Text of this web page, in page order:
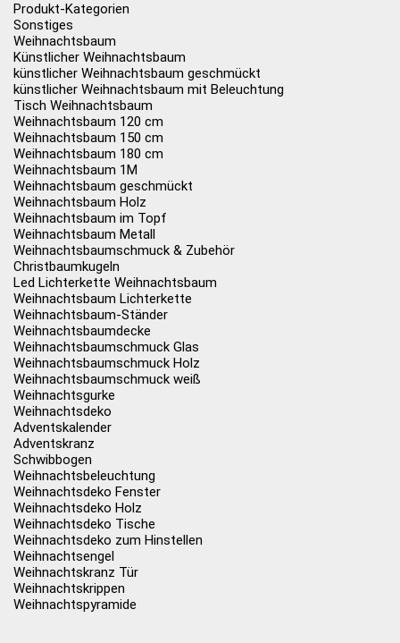
Produkt-Kategorien
Sonstiges
Weihnachtsbaum
Künstlicher Weihnachtsbaum
künstlicher Weihnachtsbaum geschmückt
künstlicher Weihnachtsbaum mit Beleuchtung
Tisch Weihnachtsbaum
Weihnachtsbaum 120 cm
Weihnachtsbaum 150 cm
Weihnachtsbaum 180 cm
Weihnachtsbaum 1M
Weihnachtsbaum geschmückt
Weihnachtsbaum Holz
Weihnachtsbaum im Topf
Weihnachtsbaum Metall
Weihnachtsbaumschmuck & Zubehör
Christbaumkugeln
Led Lichterkette Weihnachtsbaum
Weihnachtsbaum Lichterkette
Weihnachtsbaum-Ständer
Weihnachtsbaumdecke
Weihnachtsbaumschmuck Glas
Weihnachtsbaumschmuck Holz
Weihnachtsbaumschmuck weiß
Weihnachtsgurke
Weihnachtsdeko
Adventskalender
Adventskranz
Schwibbogen
Weihnachtsbeleuchtung
Weihnachtsdeko Fenster
Weihnachtsdeko Holz
Weihnachtsdeko Tische
Weihnachtsdeko zum Hinstellen
Weihnachtsengel
Weihnachtskranz Tür
Weihnachtskrippen
Weihnachtspyramide